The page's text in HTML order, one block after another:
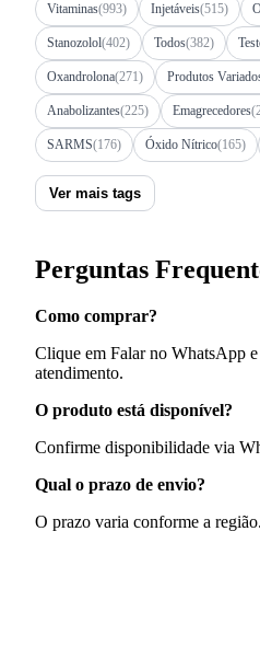
Vitaminas(993) Injetáveis(515)
Stanozolol(402) Todos(382)
Oxandrolona(271) Produtos
Anabolizantes(225) Emagrecedores
SARMS(176) Óxido Nítrico(165)
Ver mais tags
Perguntas
Como comprar?
Clique em Falar no WhatsApp
atendimento.
O produto está disponível?
Confirme disponibilidade via
Qual o prazo de envio?
O prazo varia conforme a região.